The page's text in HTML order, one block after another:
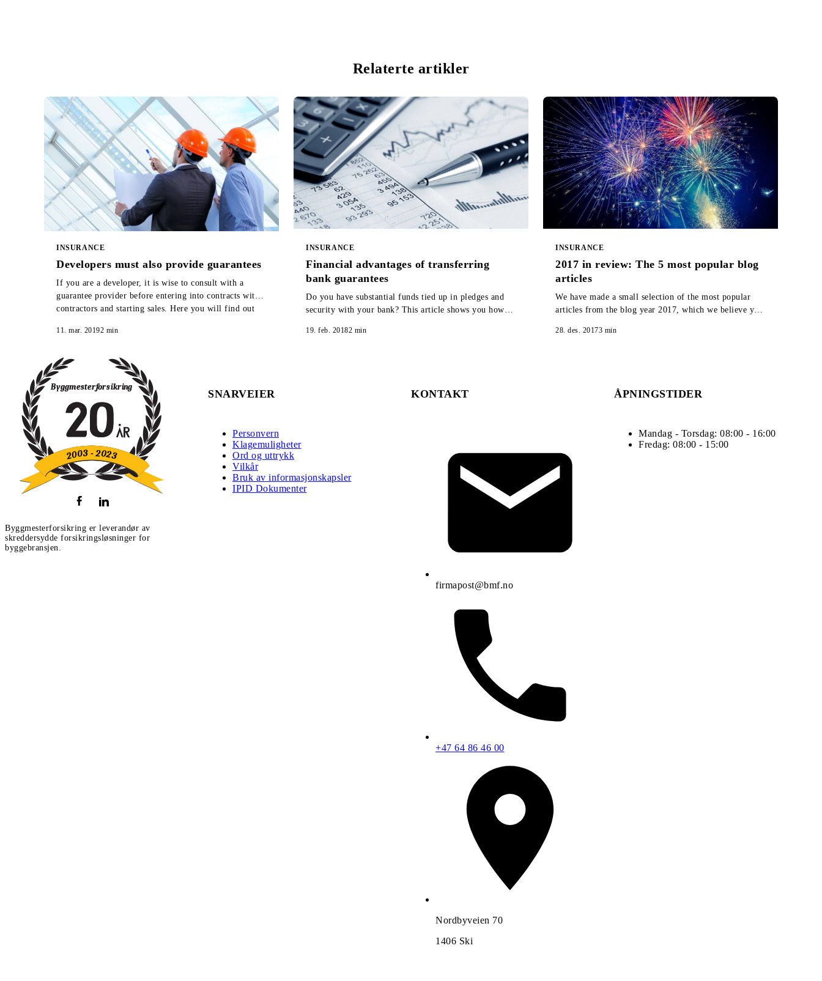
Relaterte artikler
INSURANCE
Developers must also provide guarantees
If you are a developer, it is wise to consult with a
guarantee provider before entering into contracts with
contractors and starting sales. Here you will find out
11. mar. 20192 min
INSURANCE
Financial advantages of transferring
bank guarantees
Do you have substantial funds tied up in pledges and
security with your bank? This article shows you how
19. feb. 20182 min
INSURANCE
2017 in review: The 5 most popular blog
articles
We have made a small selection of the most popular
articles from the blog year 2017, which we believe you
were published.
28. des. 20173 min
Byggmesterforsikring er leverandør av
skreddersydde forsikringsløsninger for
byggebransjen.
SNARVEIER
Personvern
Klagemuligheter
Ord og uttrykk
Vilkår
Bruk av informasjonskapsler
IPID Dokumenter
KONTAKT
firmapost@bmf.no
+47 64 86 46 00
Nordbyveien 70
1406 Ski
ÅPNINGSTIDER
Mandag - Torsdag: 08:00 - 16:00
Fredag: 08:00 - 15:00